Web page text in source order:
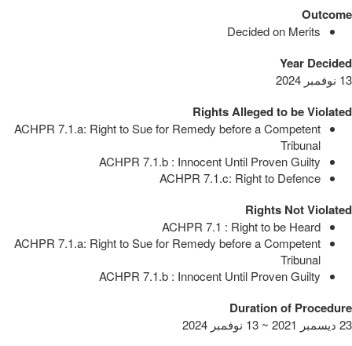
Outcome
Decided on Merits
Year Decided
13 نوفمبر 2024
Rights Alleged to be Violated
ACHPR 7.1.a: Right to Sue for Remedy before a Competent
Tribunal
ACHPR 7.1.b : Innocent Until Proven Guilty
ACHPR 7.1.c: Right to Defence
Rights Not Violated
ACHPR 7.1 : Right to be Heard
ACHPR 7.1.a: Right to Sue for Remedy before a Competent
Tribunal
ACHPR 7.1.b : Innocent Until Proven Guilty
Duration of Procedure
23 ديسمبر 2021 ~ 13 نوفمبر 2024